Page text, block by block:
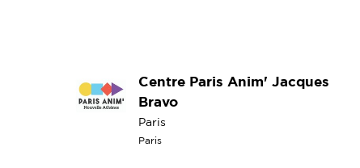
Centre Paris Anim' Jacques
Bravo
Paris
Paris